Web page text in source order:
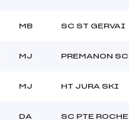
MB SC ST GERVAI
MJ PREMANON SC
MJ HT JURA SKI
DA SC PTE ROCHE